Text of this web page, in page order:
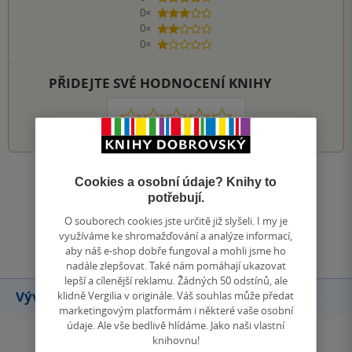
0×
3 hvězdičky
0×
2 hvězdičky
0×
1 hvezdička
PŘIDEJTE SVÉ HODNOCENÍ KNIHY
1 2 3 4 5
Zobrazit všechna hodnocení
Přidat hodnocení
Vývoj ceny
Cookies a osobní údaje? Knihy to
potřebují.
O souborech cookies jste určitě již slyšeli. I my je
využíváme ke shromažďování a analýze informací,
aby náš e-shop dobře fungoval a mohli jsme ho
nadále zlepšovat. Také nám pomáhají ukazovat
lepší a cílenější reklamu. Žádných 50 odstínů, ale
klidně Vergilia v originále. Váš souhlas může předat
marketingovým platformám i některé vaše osobní
údaje. Ale vše bedlivě hlídáme. Jako naši vlastní
knihovnu!